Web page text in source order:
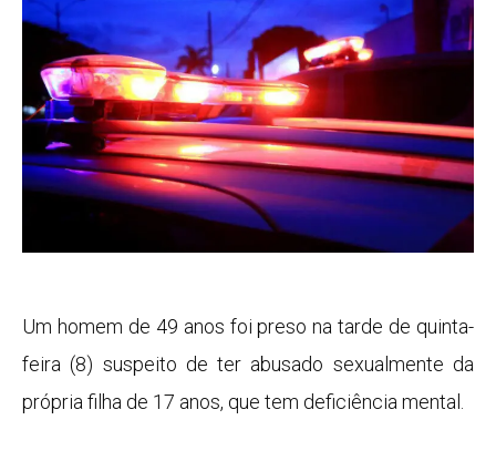
Um homem de 49 anos foi preso na tarde de quinta-
feira (8) suspeito de ter abusado sexualmente da
própria filha de 17 anos, que tem deficiência mental.